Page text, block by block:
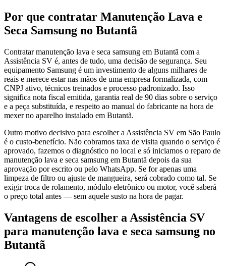
Por que contratar Manutenção Lava e
Seca Samsung no Butantã
Contratar manutenção lava e seca samsung em Butantã com a
Assistência SV é, antes de tudo, uma decisão de segurança. Seu
equipamento Samsung é um investimento de alguns milhares de
reais e merece estar nas mãos de uma empresa formalizada, com
CNPJ ativo, técnicos treinados e processo padronizado. Isso
significa nota fiscal emitida, garantia real de 90 dias sobre o serviço
e a peça substituída, e respeito ao manual do fabricante na hora de
mexer no aparelho instalado em Butantã.
Outro motivo decisivo para escolher a Assistência SV em São Paulo
é o custo-benefício. Não cobramos taxa de visita quando o serviço é
aprovado, fazemos o diagnóstico no local e só iniciamos o reparo de
manutenção lava e seca samsung em Butantã depois da sua
aprovação por escrito ou pelo WhatsApp. Se for apenas uma
limpeza de filtro ou ajuste de mangueira, será cobrado como tal. Se
exigir troca de rolamento, módulo eletrônico ou motor, você saberá
o preço total antes — sem aquele susto na hora de pagar.
Vantagens de escolher a Assistência SV
para manutenção lava e seca samsung no
Butantã